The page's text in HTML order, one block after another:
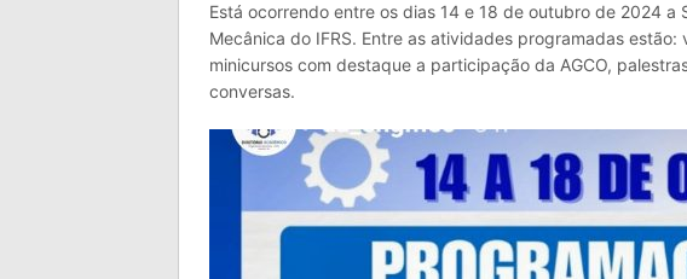
Está ocorrendo entre os dias 14 e 18 de outubro de 2024 a
Mecânica do IFRS. Entre as atividades programadas estão:
minicursos com destaque a participação da AGCO,
conversas.